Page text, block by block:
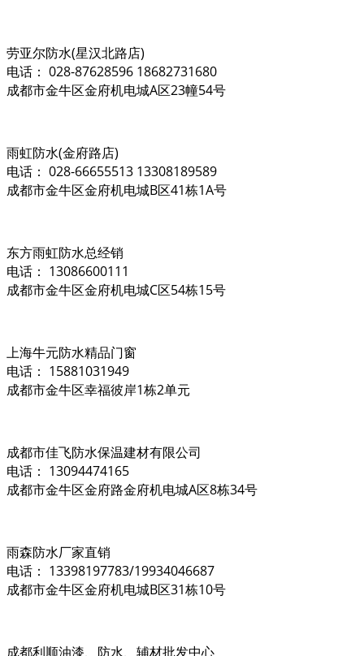
劳亚尔防水(星汉北路店)
电话： 028-87628596 18682731680
成都市金牛区金府机电城A区23幢54号
雨虹防水(金府路店)
电话： 028-66655513 13308189589
成都市金牛区金府机电城B区41栋1A号
东方雨虹防水总经销
电话： 13086600111
成都市金牛区金府机电城C区54栋15号
上海牛元防水精品门窗
电话： 15881031949
成都市金牛区幸福彼岸1栋2单元
成都市佳飞防水保温建材有限公司
电话： 13094474165
成都市金牛区金府路金府机电城A区8栋34号
雨森防水厂家直销
电话： 13398197783/19934046687
成都市金牛区金府机电城B区31栋10号
成都利顺油漆、防水、辅材批发中心